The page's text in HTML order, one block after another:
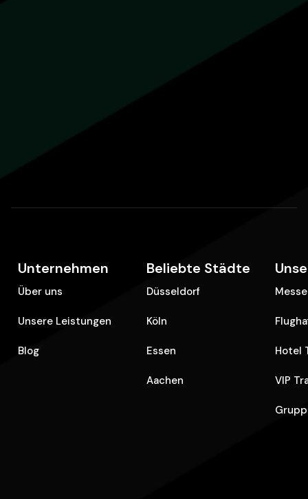
Unternehmen
Über uns
Unsere Leistungen
Blog
Beliebte Städte
Düsseldorf
Köln
Essen
Aachen
Hotel
VIP